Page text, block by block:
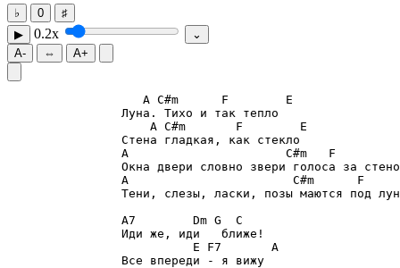
♭ 0
♯
▶
0.2x
⌄
A-
⇔ A+
A C#m F
E
A C#m F
E
A
C#m
F
A
C#m
F
Тени, слезы, ласки, позы маются под
A7
Dm G
C
                Иди же, иди   ближе!
E
F7
A
                Все впереди - я вижу